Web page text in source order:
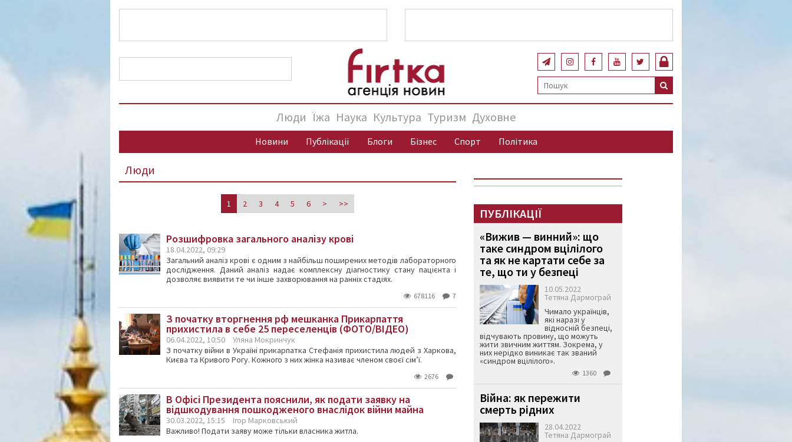
Люди Їжа Наука Культура Туризм Духовне
Новини Публікації Блоги Бізнес Спорт Політика
Люди
1 2 3 4 5 6 > >>
Розшифровка загального аналізу крові
18.04.2022, 09:29
Загальний аналіз крові є одним з найбільш поширених методів лабораторного
дослідження. Даний аналіз надає комплексну діагностику стану пацієнта і
дозволяє виявити те чи інше захворювання на ранніх стадіях.
678116 7
З початку вторгнення рф мешканка Прикарпаття
прихистила в себе 25 переселенців (ФОТО/ВІДЕО)
06.04.2022, 10:50
Уляна Мокринчук
З початку війни в Україні прикарпатка Стефанія прихистила людей з Харкова,
Києва та Кривого Рогу. Кожного з них жінка називає членом своєї сім’ї.
2676
В Офісі Президента пояснили, як подати заявку на
відшкодування пошкодженого внаслідок війни майна
30.03.2022, 15:15
Ігор Марковський
Важливо! Подати заяву може тільки власника житла.
ПУБЛІКАЦІЇ
«Вижив — винний»: що
таке синдром вцілілого
та як не картати себе за
те, що ти у безпеці
10.05.2022
Тетяна Дармограй
Чимало українців,
які наразі у
відносній безпеці,
відчувають провину, що можуть
жити звичним життям. Зокрема, у
них нерідко виникає так званий
«синдром вцілілого».
1360
Війна: як пережити
смерть рідних
28.04.2022
Тетяна Дармограй